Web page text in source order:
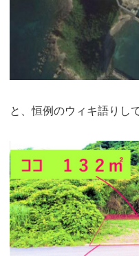
と、恒例のウィキ語りし